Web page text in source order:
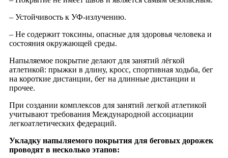
– Устойчивость к УФ-излучению.
– Не содержит токсины, опасные для здоровья человека и
состояния окружающей среды.
Напыляемое покрытие делают для занятий лёгкой
атлетикой: прыжки в длину, кросс, спортивная ходьба, бег
на короткие дистанции, бег на длинные дистанции и
прочее.
При создании комплексов для занятий легкой атлетикой
учитывают требования Международной ассоциации
легкоатлетических федераций.
Укладку напыляемого покрытия для беговых дорожек
проводят в несколько этапов: